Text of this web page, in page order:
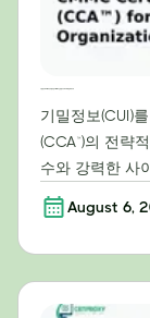
기밀정보(CUI)
(CCA™)의 전략
수와 강력한 사
August 6,